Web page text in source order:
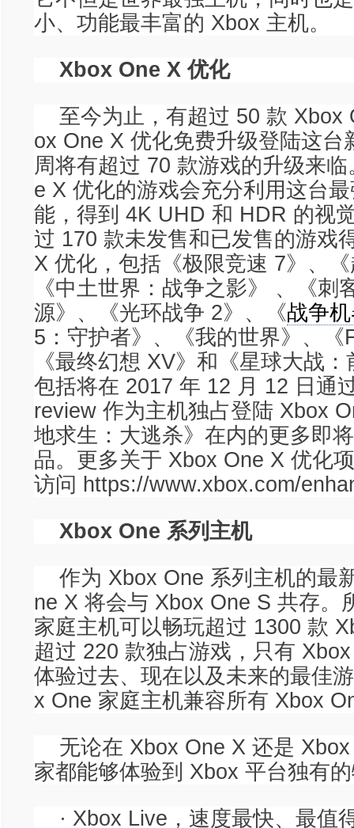
小、功能最丰富的 Xbox 主机。
Xbox One X 优化
至今为止，有超过 50 款 Xbox
ox One X 优化免费升级登陆这台
周将有超过 70 款游戏的升级来
e X 优化的游戏会充分利用这台
能，得到 4K UHD 和 HDR 的视
过 170 款未发售和已发售的游戏
X 优化，包括《极限竞速 7》、
《中土世界：战争之影》 、《刺
源》、《光环战争 2》、《战争
5：守护者》、《我的世界》、《
《最终幻想 XV》和《星球大战
包括将在 2017 年 12 月 12 日通
review 作为主机独占登陆 Xbox
地求生：大逃杀》在内的更多即
品。更多关于 Xbox One X 优化
访问 https://www.xbox.com/
Xbox One 系列主机
作为 Xbox One 系列主机的最
ne X 将会与 Xbox One S 共存。
家庭主机可以畅玩超过 1300 款
超过 220 款独占游戏，只有
体验过去、现在以及未来的最佳
x One 家庭主机兼容所有 Xbox
无论在 Xbox One X 还是
家都能够体验到 Xbox 平台独有
· Xbox Live，速度最快、最值